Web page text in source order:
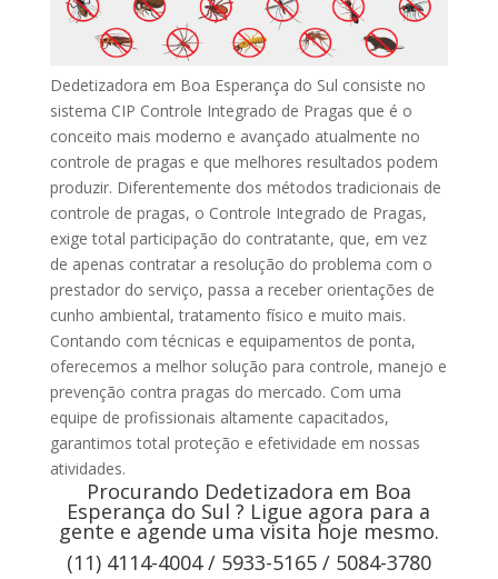
Dedetizadora em Boa Esperança do Sul consiste no
sistema CIP Controle Integrado de Pragas que é o
conceito mais moderno e avançado atualmente no
controle de pragas e que melhores resultados podem
produzir. Diferentemente dos métodos tradicionais de
controle de pragas, o Controle Integrado de Pragas,
exige total participação do contratante, que, em vez
de apenas contratar a resolução do problema com o
prestador do serviço, passa a receber orientações de
cunho ambiental, tratamento físico e muito mais.
Contando com técnicas e equipamentos de ponta,
oferecemos a melhor solução para controle, manejo e
prevenção contra pragas do mercado. Com uma
equipe de profissionais altamente capacitados,
garantimos total proteção e efetividade em nossas
atividades.
Procurando Dedetizadora em Boa
Esperança do Sul ? Ligue agora para a
gente e agende uma visita hoje mesmo.
(11) 4114-4004 / 5933-5165 / 5084-3780